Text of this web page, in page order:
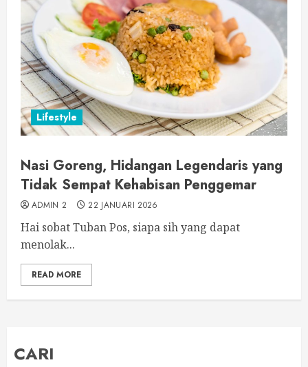
Lifestyle
Nasi Goreng, Hidangan Legendaris yang
Tidak Sempat Kehabisan Penggemar
ADMIN 2 22 JANUARI 2026
Hai sobat Tuban Pos, siapa sih yang dapat
menolak...
READ MORE
CARI